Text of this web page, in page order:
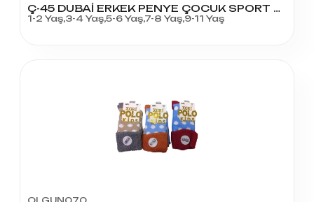
Ç-45 DUBAİ ERKEK PENYE ÇOCUK SPORT KOLEJ
1-2 Yaş,3-4 Yaş,5-6 Yaş,7-8 Yaş,9-11 Yaş